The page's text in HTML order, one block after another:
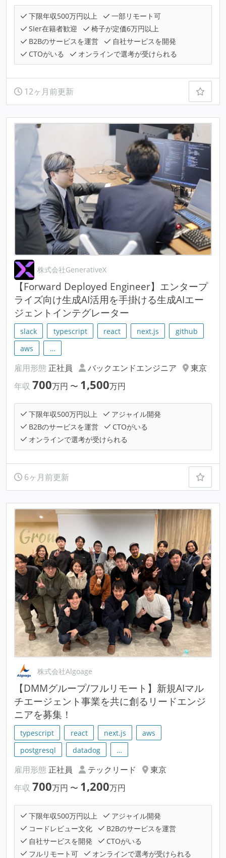
下限年収500万円以上
一部リモート可
SIer在籍者歓迎
椅子が定価6万円以上
B2Bのサービスを運営
自社サービスを開発
CTOがいる
オンラインで選考が受けられる
12ヶ月前更新
株式会社GenerativeX
【Forward Deployed Engineer】エンタープ
ライズ向け生成AI活用を手掛ける生成AIエー
ジェントインテグレーター
slack typescript react next.js
github
aws
…
雇用形態 正社員 バックエンドエンジニア
東京
年収 700万円 〜 1,500万円
下限年収500万円以上
アジャイル開発
B2Bのサービスを運営
CTOがいる
オンラインで選考が受けられる
6ヶ月前更新
株式会社Algoage
【DMMグループ/フルリモート】新規AIマル
チエージェント事業を共に創るリードエンジ
ニアを募集！
typescript react next.js
aws
postgresql
datadog …
雇用形態 正社員 テックリード
東京
年収 700万円 〜 1,200万円
下限年収500万円以上
アジャイル開発
コードレビュー文化
B2Bのサービスを運営
自社サービスを開発
CTOがいる
フルリモート可
オンラインで選考が受けられる